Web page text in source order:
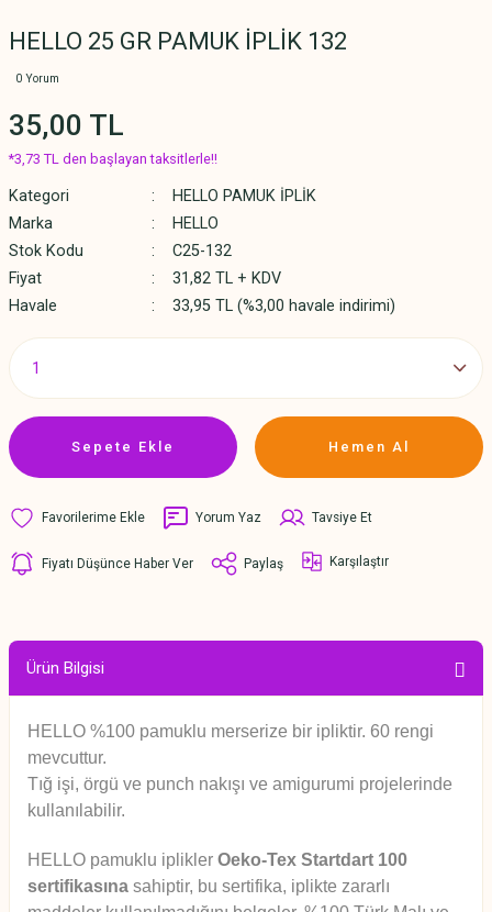
HELLO 25 GR PAMUK İPLİK 132
0 Yorum
35,00 TL
*3,73 TL den başlayan taksitlerle!!
Kategori
HELLO PAMUK İPLİK
Marka
HELLO
Stok Kodu
C25-132
Fiyat
31,82 TL + KDV
Havale
33,95 TL (%3,00 havale indirimi)
Sepete Ekle Hemen Al
Yorum Yaz Tavsiye Et
Fiyatı Düşünce Haber Ver Paylaş Karşılaştır
Ürün Bilgisi
HELLO %100 pamuklu merserize bir ipliktir. 60 rengi
mevcuttur.
Tığ işi, örgü ve punch nakışı ve amigurumi projelerinde
kullanılabilir.
HELLO pamuklu iplikler Oeko-Tex Startdart 100
sertifikasına sahiptir, bu sertifika, iplikte zararlı